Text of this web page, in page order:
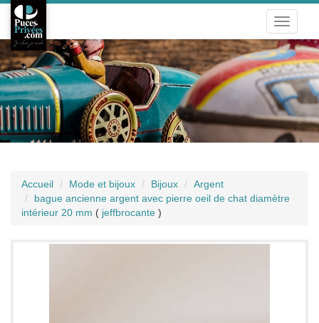
Toggle
Accueil Mode et bijoux Bijoux
Argent
bague ancienne argent avec pierre oeil de chat diamètre
intérieur 20 mm ( jeffbrocante )